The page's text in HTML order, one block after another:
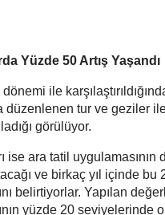
Yüzde 50 Artış Yaşandı
dönemi ile
düzenlenen tur ve geziler
görülüyor.
ise ara tatil
ve birkaç yıl içinde
belirtiyorlar. Yapılan
yüzde 20